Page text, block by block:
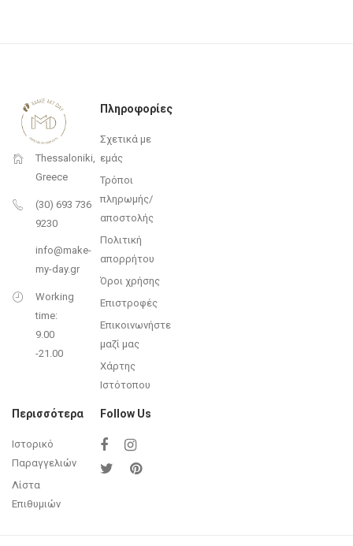
Thessaloniki,
Greece
(30) 693 736
9230
info@make-
my-day.gr
Working
time:
9.00
-21.00
Πληροφορίες
Σχετικά με
εμάς
Τρόποι
πληρωμής/
αποστολής
Πολιτική
απορρήτου
Όροι χρήσης
Επιστροφές
Επικοινωνήστε
μαζί μας
Χάρτης
Ιστότοπου
Περισσότερα
Ιστορικό
Παραγγελιών
Λίστα
Επιθυμιών
Follow Us